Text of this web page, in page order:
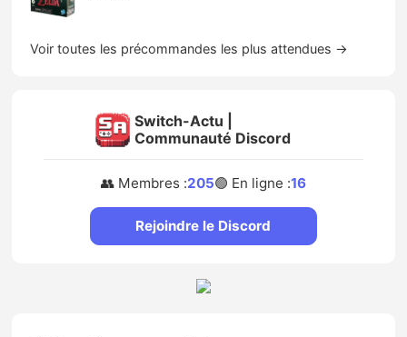
Voir toutes les précommandes les plus attendues →
Switch-Actu |
Communauté Discord
👥 Membres :205🟢 En ligne :16
Rejoindre le Discord